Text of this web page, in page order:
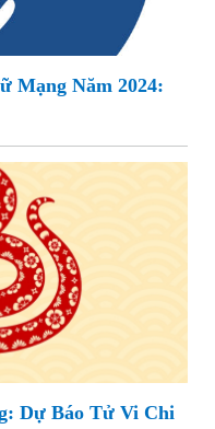
Mạng Năm 2024:
Dự Báo Tử Vi Chi